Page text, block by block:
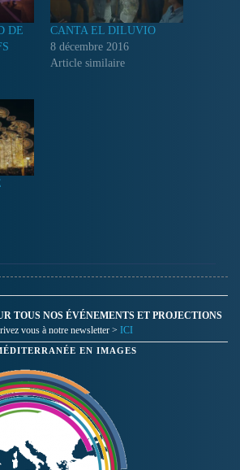
DE
CANTA EL DILUVIO
8 décembre 2016
Article similaire
TOUS NOS ÉVÉNEMENTS ET PROJECTIONS
vous à notre newsletter > ICI
EN IMAGES